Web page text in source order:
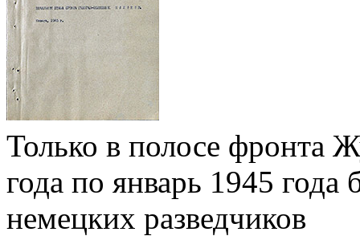
Только в полосе фронта
года по январь 1945
немецких разведчиков